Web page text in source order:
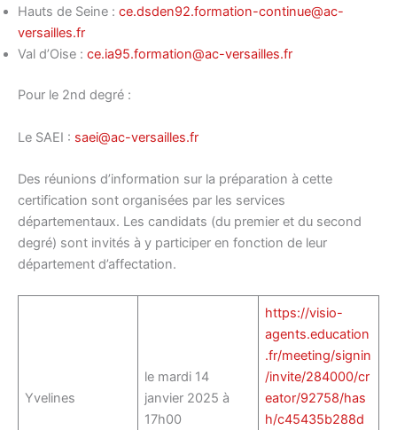
Hauts de Seine : ce.dsden92.formation-continue@ac-
versailles.fr
Val d’Oise : ce.ia95.formation@ac-versailles.fr
Pour le 2nd degré :
Le SAEI : saei@ac-versailles.fr
Des réunions d’information sur la préparation à cette
certification sont organisées par les services
départementaux. Les candidats (du premier et du second
degré) sont invités à y participer en fonction de leur
département d’affectation.
Yvelines
le mardi 14
janvier 2025 à
17h00
https://visio-
agents.education
.fr/meeting/signin
/invite/284000/cr
eator/92758/has
h/c45435b288d